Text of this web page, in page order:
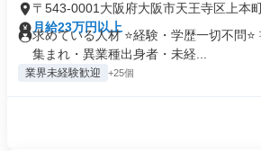
〒543-0001大阪府大阪市天王寺区上本
月給23万円以上
求めている人材 ⭐経験・学歴一切不問
集まれ・異業種出身者・未経...
業界未経験歓迎 +25個